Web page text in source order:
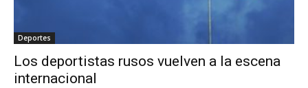
Deportes
Los deportistas rusos vuelven a la escena
internacional